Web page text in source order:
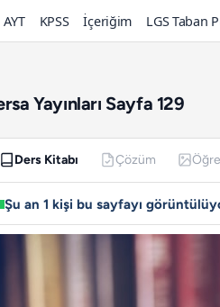
AYT KPSS İçeriğim LGS Taban
Yayınları Sayfa 129
Ders Kitabı Çözüm
Şu an 1 kişi bu sayfayı